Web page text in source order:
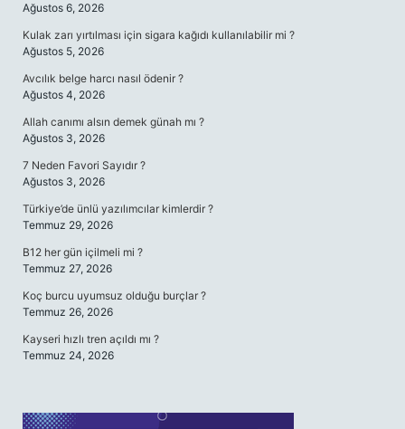
Ağustos 6, 2026
Kulak zarı yırtılması için sigara kağıdı kullanılabilir mi ?
Ağustos 5, 2026
Avcılık belge harcı nasıl ödenir ?
Ağustos 4, 2026
Allah canımı alsın demek günah mı ?
Ağustos 3, 2026
7 Neden Favori Sayıdır ?
Ağustos 3, 2026
Türkiye’de ünlü yazılımcılar kimlerdir ?
Temmuz 29, 2026
B12 her gün içilmeli mi ?
Temmuz 27, 2026
Koç burcu uyumsuz olduğu burçlar ?
Temmuz 26, 2026
Kayseri hızlı tren açıldı mı ?
Temmuz 24, 2026